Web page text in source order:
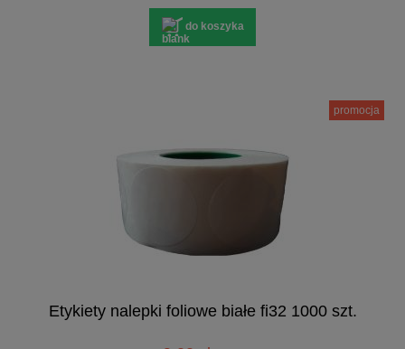
do koszyka
Etykiety nalepki foliowe białe fi32 1000 szt.
promocja